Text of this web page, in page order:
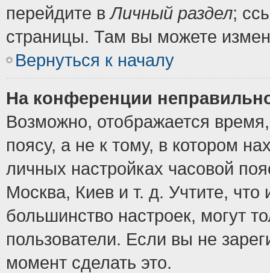
перейдите вЛичный раздел;
страницы. Там вы можете
Вернуться к началу
На конференции
Возможно, отображается
поясу, а не к тому, в котором
личных настройках часовой
Москва, Киев и т. д. Учтите, что
большинство настроек, могут
пользователи. Если вы не
момент сделать это.